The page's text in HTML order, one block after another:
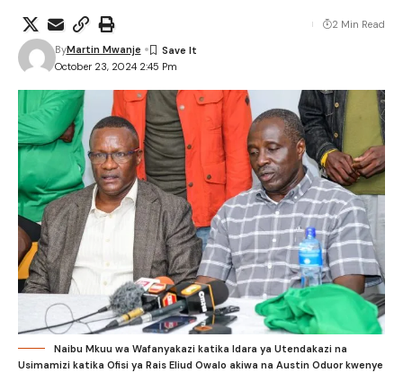
October 23, 2024 2:45 Pm
ByMartin Mwanje
2 Min Read
Naibu Mkuu wa Wafanyakazi katika Idara ya Utendakazi na
Usimamizi katika Ofisi ya Rais Eliud Owalo akiwa na Austin Oduor kwenye